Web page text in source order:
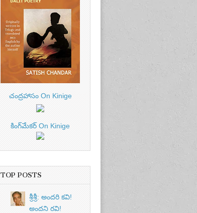
చంద్రహాసం On Kinige
కింగ్‌మేకర్ On Kinige
TOP POSTS
శ్రీశ్రీ: అందరి కవి!
అందని రవి!